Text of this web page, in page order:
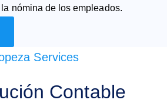
nómina de los empleados.
Services
Contable